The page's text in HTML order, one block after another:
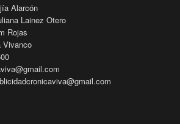
Alarcón
Lainez Otero
Rojas
Vivanco